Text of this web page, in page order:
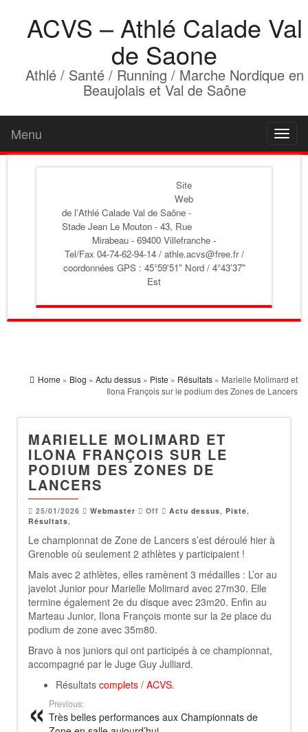
ACVS – Athlé Calade Val
de Saone
Athlé / Santé / Running / Marche Nordique en
Beaujolais et Val de Saône
Menu
Site
Web
de l'Athlé Calade Val de Saône -
Stade Jean Le Mouton - 43, Rue
Mirabeau - 69400 Villefranche -
Tel/Fax 04-74-62-94-14 / athle.acvs@free.fr /
coordonnées GPS : 45°59'51" Nord / 4°43'37"
Est
Home » Blog » Actu dessus » Piste » Résultats » Marielle Molimard et
Ilona François sur le podium des Zones de Lancers
MARIELLE MOLIMARD ET
ILONA FRANÇOIS SUR LE
PODIUM DES ZONES DE
LANCERS
25/01/2026 Webmaster Off Actu dessus, Piste,
Résultats,
Le championnat de Zone de Lancers s’est déroulé hier à
Grenoble où seulement 2 athlètes y participaient !
Mais avec 2 athlètes, elles ramènent 3 médailles : L’or au
javelot Junior pour Marielle Molimard avec 27m30. Elle
termine également 2e du disque avec 23m20. Enfin au
Marteau Junior, Ilona François monte sur la 2e place du
podium de zone avec 35m80.
Bravo à nos juniors qui ont participés à ce championnat,
accompagné par le Juge Guy Julliard.
Résultats complets / ACVS.
Previous:
Très belles performances aux Championnats de